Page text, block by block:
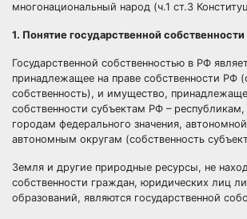
многонациональный народ (ч.1 ст.3
1. Понятие государственной собственности
Государственной собственностью в РФ
принадлежащее на праве собственности РФ
собственность), и имущество,
собственности субъектам РФ –
городам федерального значения,
автономным округам (собственность
Земля и другие природные ресурсы, не
собственности граждан, юридических лиц
образований, являются государственной